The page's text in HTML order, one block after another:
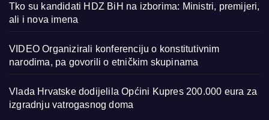
Tko su kandidati HDZ BiH na izborima: Ministri, premijeri,
ali i nova imena
VIDEO Organizirali konferenciju o konstitutivnim
narodima, pa govorili o etničkim skupinama
Vlada Hrvatske dodijelila Općini Kupres 200.000 eura za
izgradnju vatrogasnog doma